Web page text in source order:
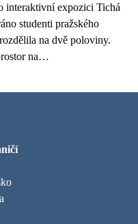
interaktivní expozici Tichá
studenti pražského
na dvě poloviny.
na…